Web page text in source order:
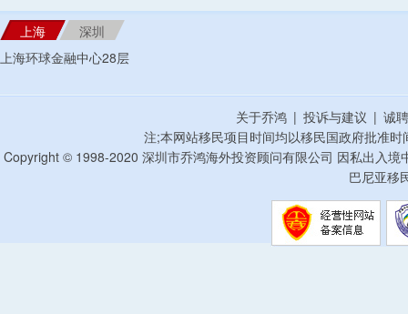
上海
深圳
上海环球金融中心28层
关于乔鸿 | 投诉与建议 | 诚
注;本网站移民项目时间均以移民国政府批准
Copyright © 1998-2020 深圳市乔鸿海外投资顾问有限公司 因私出入
巴尼亚移